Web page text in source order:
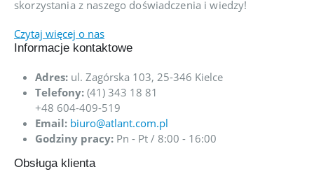
skorzystania z naszego doświadczenia i wiedzy!
Czytaj więcej o nas
Informacje kontaktowe
Adres: ul. Zagórska 103, 25-346 Kielce
Telefony: (41) 343 18 81
+48 604-409-519
Email: biuro@atlant.com.pl
Godziny pracy: Pn - Pt / 8:00 - 16:00
Obsługa klienta